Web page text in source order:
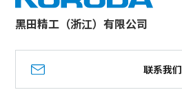
黑田精工（浙江）有限公司
联系我们